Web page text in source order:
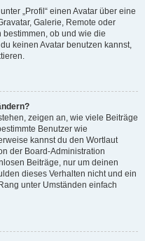
„Profil“ einen Avatar über eine
Galerie, Remote oder
ob und wie die
keinen Avatar benutzen kannst,
zeigen an, wie viele Beiträge
Benutzer wie
kannst du den Wortlaut
der Board-Administration
Beiträge, nur um deinen
dieses Verhalten nicht und ein
unter Umständen einfach